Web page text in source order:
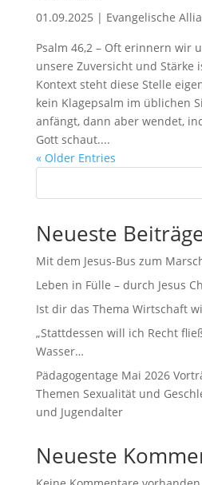
01.09.2025 | Evangelische
Psalm 46,2 – Oft erinnern wir
unsere Zuversicht und Stärke
Kontext steht diese Stelle
kein Klagepsalm im üblichen
anfängt, dann aber wendet,
Gott schaut....
« Older Entries
Neueste
Mit dem Jesus-Bus zum
Leben in Fülle – durch Jesus
Ist dir das Thema Wirtschaft
„Stattdessen will ich Recht
Wasser…
Pädagogentage Mai 2026
Themen Sexualität und
und Jugendalter
Neueste